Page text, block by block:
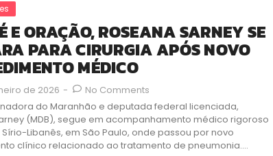
E ORAÇÃO, ROSEANA SARNEY SE
PARA CIRURGIA APÓS NOVO
MÉDICO
de 2026 -
No Comments
do Maranhão e deputada federal licenciada,
(MDB), segue em acompanhamento médico rigoroso
Libanês, em São Paulo, onde passou por novo
clínico relacionado ao tratamento de pneumonia....